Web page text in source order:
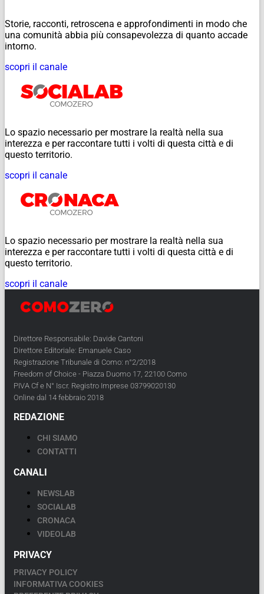
Storie, racconti, retroscena e approfondimenti in modo che
una comunità abbia più consapevolezza di quanto accade
intorno.
scopri il canale
Lo spazio necessario per mostrare la realtà nella sua
interezza e per raccontare tutti i volti di questa città e di
questo territorio.
scopri il canale
Lo spazio necessario per mostrare la realtà nella sua
interezza e per raccontare tutti i volti di questa città e di
questo territorio.
scopri il canale
Direttore Responsabile: Davide Cantoni
Direttore Editoriale: Emanuele Caso
Registrazione Tribunale di Como: n°2/2018
Freedom of Choice - Piazza Duomo 17, 22100 Como
PIVA Cf e N° Iscr. Registro Imprese 03799020130
Online dal 14 febbraio 2018
REDAZIONE
CHI SIAMO
CONTATTI
CANALI
NEWSLAB
SOCIALAB
CRONACA
VIDEOLAB
PRIVACY
PRIVACY POLICY
INFORMATIVA COOKIES